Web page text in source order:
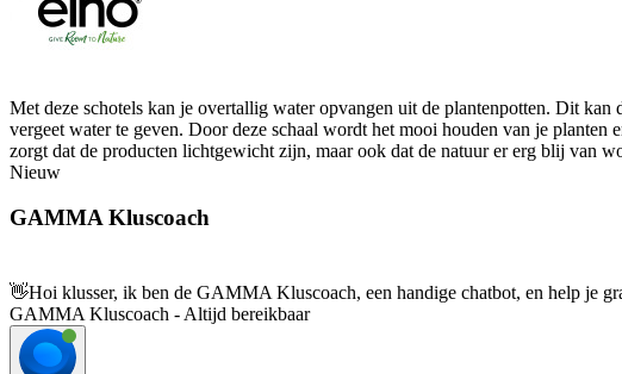
Met deze schotels kan je overtallig water opvangen uit de plantenpotten. Dit
vergeet water te geven. Door deze schaal wordt het mooi houden van je
zorgt dat de producten lichtgewicht zijn, maar ook dat de natuur er erg blij van
Nieuw
GAMMA Kluscoach
👋Hoi klusser, ik ben de GAMMA Kluscoach, een handige chatbot, en help je
GAMMA Kluscoach - Altijd bereikbaar